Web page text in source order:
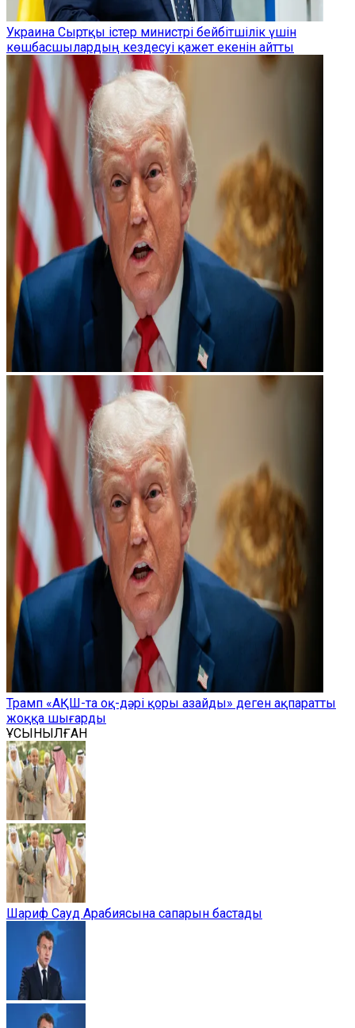
Украина Сыртқы істер министрі бейбітшілік үшін
көшбасшылардың кездесуі қажет екенін айтты
Трамп «АҚШ-та оқ-дәрі қоры азайды» деген ақпаратты
жоққа шығарды
ҰСЫНЫЛҒАН
Шариф Сауд Арабиясына сапарын бастады